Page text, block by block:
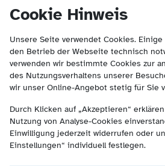
Cookie Hinweis
Unsere Seite verwendet Cookies.
den Betrieb der Webseite technisch
verwenden wir bestimmte Cookies zur
des Nutzungsverhaltens unserer
wir unser Online-Angebot stetig für Sie
Durch Klicken auf „Akzeptieren“
Nutzung von Analyse-Cookies
Einwilligung jederzeit widerrufen oder
Einstellungen“ individuell festlegen.
springen
(Kontakt und Suche)